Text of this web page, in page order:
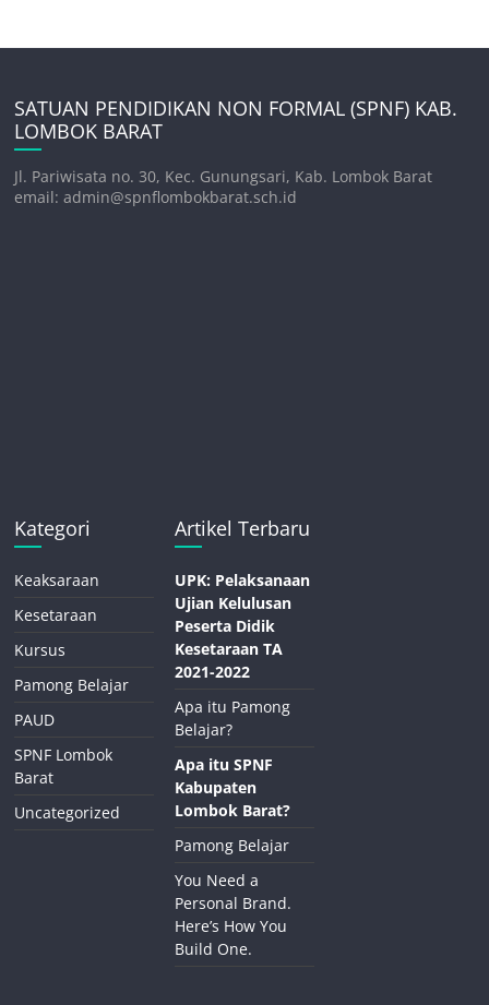
SATUAN PENDIDIKAN NON FORMAL (SPNF) KAB.
LOMBOK BARAT
Jl. Pariwisata no. 30, Kec. Gunungsari, Kab. Lombok Barat
email: admin@spnflombokbarat.sch.id
Kategori
Keaksaraan
Kesetaraan
Kursus
Pamong Belajar
PAUD
SPNF Lombok
Barat
Uncategorized
Artikel Terbaru
UPK: Pelaksanaan
Ujian Kelulusan
Peserta Didik
Kesetaraan TA
2021-2022
Apa itu Pamong
Belajar?
Apa itu SPNF
Kabupaten
Lombok Barat?
Pamong Belajar
You Need a
Personal Brand.
Here’s How You
Build One.